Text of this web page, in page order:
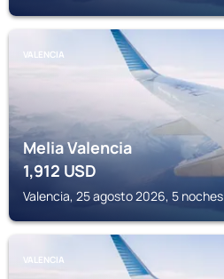
VALENCIA
Melia Valencia
1,912USD
Valencia, 25 agosto 2026, 5 noches
VALENCIA